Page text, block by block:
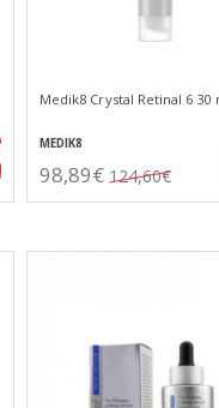
Medik8 Crystal Retinal 6 30
MEDIK8
98,89€ 124,60€